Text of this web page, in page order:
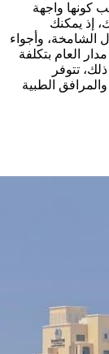
كونها واجهة
إذ يمكنك
الشامخة، وأجواء
العام بتكلفة
تتوفر
الطبية